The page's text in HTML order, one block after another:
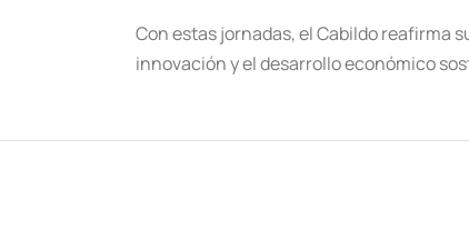
Con estas jornadas, el Cabildo reafirma
innovación y el desarrollo económico